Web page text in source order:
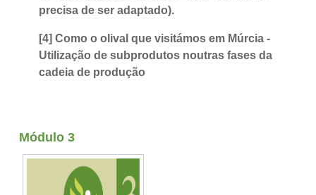
precisa de ser adaptado).
[4] Como o olival que visitámos em Múrcia -
Utilização de subprodutos noutras fases da
cadeia de produção
Módulo 3